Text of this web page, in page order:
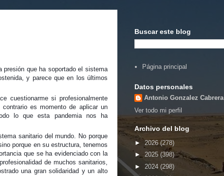
presión que ha soportado el sistema
y parece que en los últimos
cuestionarme si profesionalmente
es momento de aplicar un
lo que esta pandemia nos ha
sanitario del mundo. No porque
porque en su estructura, tenemos
que se ha evidenciado con la
de muchos sanitarios,
una gran solidaridad y un alto
Buscar este blog
Página principal
Datos personales
Antonio Gonzalez Cabrera
Ver todo mi perfil
Archivo del blog
► 2026 (278)
► 2025 (398)
► 2024 (298)